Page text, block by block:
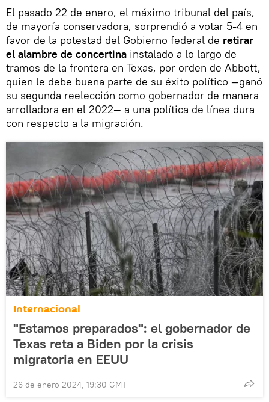
El pasado 22 de enero, el máximo tribunal del país,
de mayoría conservadora, sorprendió a votar 5-4 en
favor de la potestad del Gobierno federal de retirar
el alambre de concertina instalado a lo largo de
tramos de la frontera en Texas, por orden de Abbott,
quien le debe buena parte de su éxito político —ganó
su segunda reelección como gobernador de manera
arrolladora en el 2022— a una política de línea dura
con respecto a la migración.
Internacional
"Estamos preparados": el gobernador de
Texas reta a Biden por la crisis
migratoria en EEUU
26 de enero 2024, 19:30 GMT